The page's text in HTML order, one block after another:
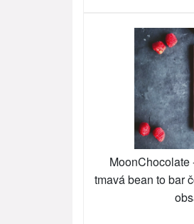
tmavá bean to bar